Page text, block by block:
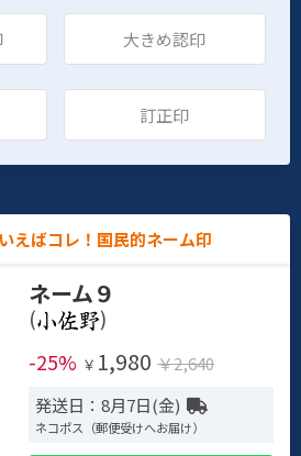
大きめ認印
訂正印
えばコレ！国民的ネーム印
ネーム９
(
)
-25% ￥ 1,980 ￥2,640
発送日：8月7日(金)
ネコポス（郵便受けへお届け）